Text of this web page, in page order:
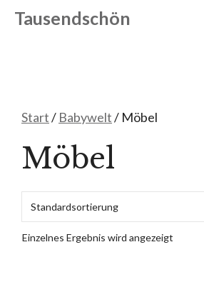
Zum
Inhalt
Tausendschön
Start/ Babywelt/ Möbel
Möbel
Einzelnes Ergebnis wird angezeigt